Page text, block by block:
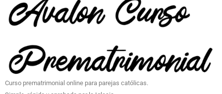
Curso prematrimonial online para parejas católicas.